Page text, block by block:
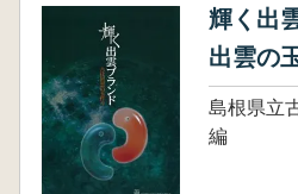
輝く出
出雲の
島根県立
編